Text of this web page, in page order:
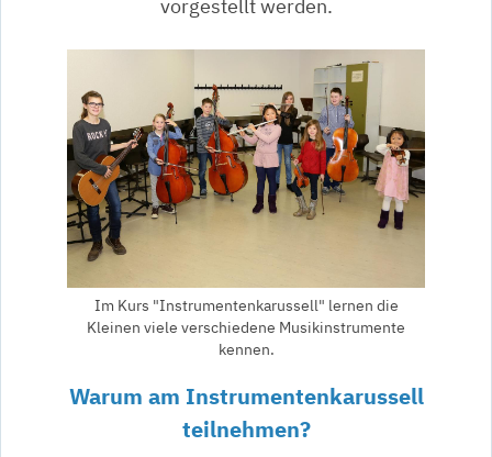
vorgestellt werden.
Im Kurs "Instrumentenkarussell" lernen die
Kleinen viele verschiedene Musikinstrumente
kennen.
Warum am Instrumentenkarussell
teilnehmen?